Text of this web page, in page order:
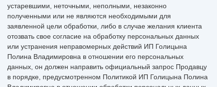
устаревшими, неточными, неполными, незаконно
полученными или не являются необходимыми для
заявленной цели обработки, либо в случае желания клиента
отозвать свое согласие на обработку персональных данных
или устранения неправомерных действий ИП Голицына
Полина Владимировна в отношении его персональных
данных, он должен направить официальный запрос Продавцу
в порядке, предусмотренном Политикой ИП Голицына Полина